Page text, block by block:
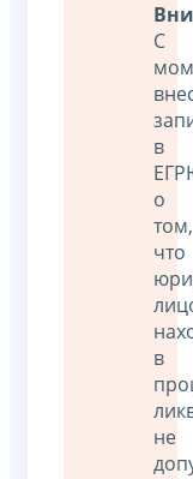
С
в
о
том,
что
в
не